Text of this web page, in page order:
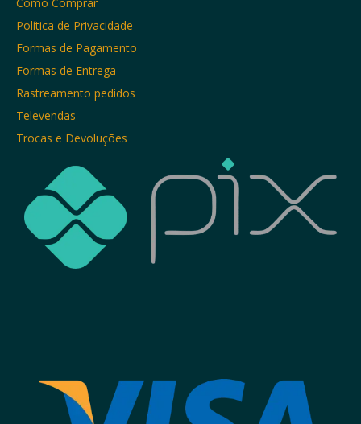
Como Comprar
Política de Privacidade
Formas de Pagamento
Formas de Entrega
Rastreamento pedidos
Televendas
Trocas e Devoluções